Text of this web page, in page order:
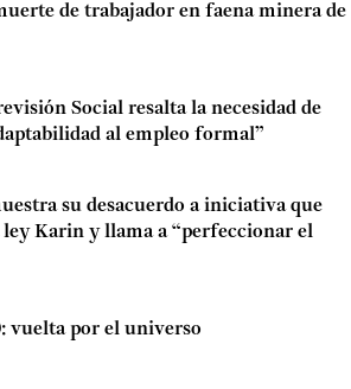
de trabajador en faena minera de
Social resalta la necesidad de
al empleo formal”
su desacuerdo a iniciativa que
ley Karin y llama a “perfeccionar el
vuelta por el universo